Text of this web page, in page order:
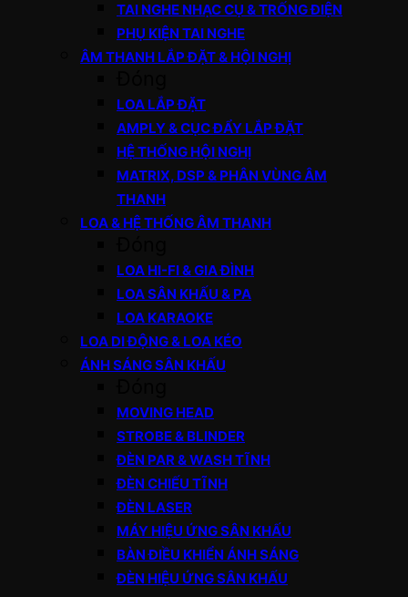
TAI NGHE NHẠC CỤ & TRỐNG ĐIỆN
PHỤ KIỆN TAI NGHE
ÂM THANH LẮP ĐẶT & HỘI NGHỊ
LOA LẮP ĐẶT
AMPLY & CỤC ĐẨY LẮP ĐẶT
HỆ THỐNG HỘI NGHỊ
MATRIX, DSP & PHÂN VÙNG ÂM
THANH
LOA & HỆ THỐNG ÂM THANH
LOA HI-FI & GIA ĐÌNH
LOA SÂN KHẤU & PA
LOA KARAOKE
LOA DI ĐỘNG & LOA KÉO
ÁNH SÁNG SÂN KHẤU
MOVING HEAD
STROBE & BLINDER
ĐÈN PAR & WASH TĨNH
ĐÈN CHIẾU TĨNH
ĐÈN LASER
MÁY HIỆU ỨNG SÂN KHẤU
BÀN ĐIỀU KHIỂN ÁNH SÁNG
ĐÈN HIỆU ỨNG SÂN KHẤU